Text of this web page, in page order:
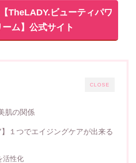
TheLADY.ビューティパワ
ーム】公式サイト
CLOSE
肌の関係
１つでエイジングケアが出来る
活性化